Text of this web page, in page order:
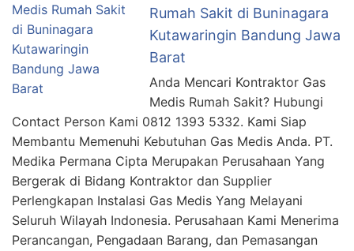
Rumah Sakit di Buninagara
Kutawaringin Bandung Jawa
Barat
Anda Mencari Kontraktor Gas
Medis Rumah Sakit? Hubungi
Contact Person Kami 0812 1393 5332. Kami Siap
Membantu Memenuhi Kebutuhan Gas Medis Anda. PT.
Medika Permana Cipta Merupakan Perusahaan Yang
Bergerak di Bidang Kontraktor dan Supplier
Perlengkapan Instalasi Gas Medis Yang Melayani
Seluruh Wilayah Indonesia. Perusahaan Kami Menerima
Perancangan, Pengadaan Barang, dan Pemasangan